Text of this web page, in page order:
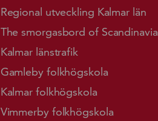
Regional utveckling Kalmar län
The smorgasbord of Scandinavia
Kalmar länstrafik
Gamleby folkhögskola
Kalmar folkhögskola
Vimmerby folkhögskola